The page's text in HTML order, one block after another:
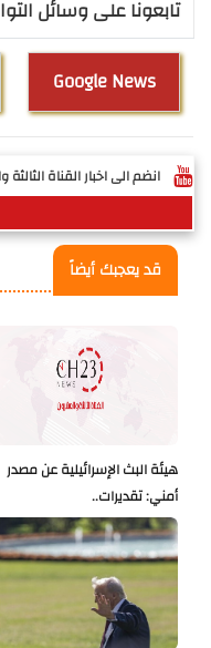
تابعونا على وسائل
Google News
انضم الى اخبار القناة
قد يعجبك أيضاً
هيئة البث الإسرائيلية عن مصدر
أمني: تقديرات..